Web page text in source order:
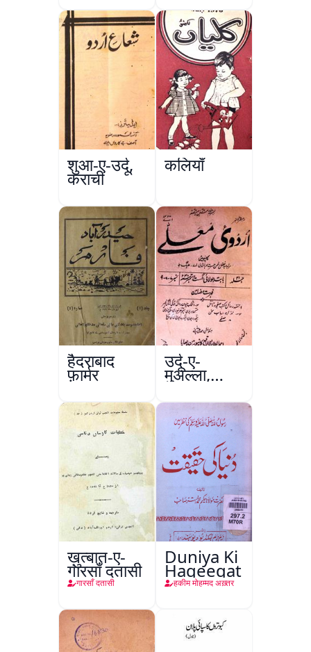
शुआ-ए-उर्दू,
कराची
कलियाँ
हैदराबाद
फ़ार्मर
उर्दू-ए-
मुअल्ला,
कानपुर
ख़ुत्बात-ए-
गारसाँ दतासी
गारसाँ दतासी
Duniya Ki
Haqeeqat
हकीम मोहम्मद अख़्तर